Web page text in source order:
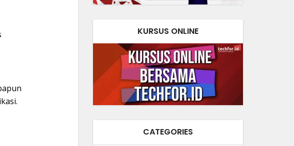
KURSUS ONLINE
CATEGORIES